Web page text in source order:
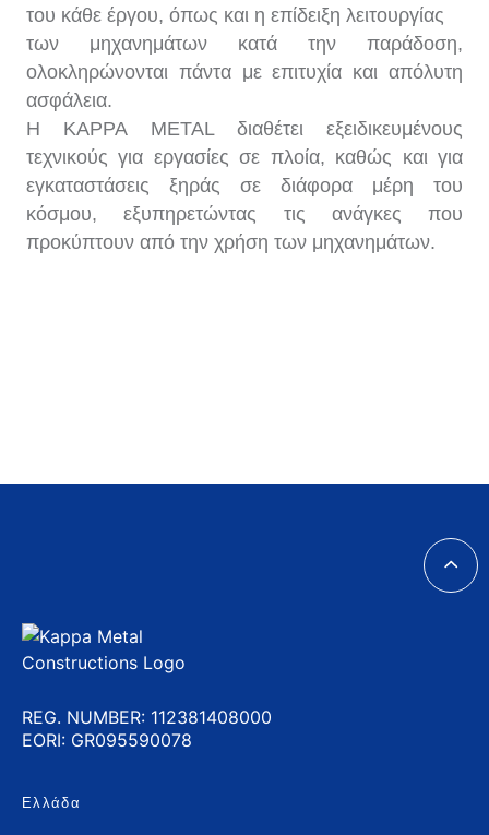
του κάθε έργου, όπως και η επίδειξη λειτουργίας
των μηχανημάτων κατά την παράδοση,
ολοκληρώνονται πάντα με επιτυχία και απόλυτη
ασφάλεια.
Η KAPPA METAL διαθέτει εξειδικευμένους
τεχνικούς για εργασίες σε πλοία, καθώς και για
εγκαταστάσεις ξηράς σε διάφορα μέρη του
κόσμου, εξυπηρετώντας τις ανάγκες που
προκύπτουν από την χρήση των μηχανημάτων.
REG. NUMBER: 112381408000
EORI: GR095590078
Ελλάδα